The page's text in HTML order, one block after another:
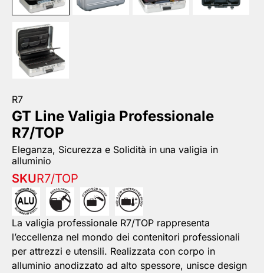
R7
GT Line Valigia Professionale
R7/TOP
Eleganza, Sicurezza e Solidità in una valigia in
alluminio
SKUR7/TOP
La valigia professionale R7/TOP rappresenta
l’eccellenza nel mondo dei contenitori professionali
per attrezzi e utensili. Realizzata con corpo in
alluminio anodizzato ad alto spessore, unisce design